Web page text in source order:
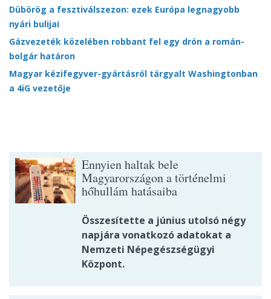
Dübörög a fesztiválszezon: ezek Európa legnagyobb
nyári bulijai
Gázvezeték közelében robbant fel egy drón a román-
bolgár határon
Magyar kézifegyver-gyártásról tárgyalt Washingtonban
a 4iG vezetője
Ennyien haltak bele
Magyarországon a történelmi
hőhullám hatásaiba
Összesítette a június utolsó négy
napjára vonatkozó adatokat a
Nemzeti Népegészségügyi
Központ.